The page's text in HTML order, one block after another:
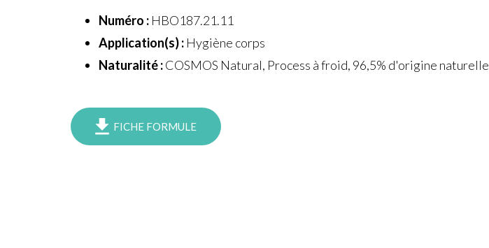
Numéro :HBO187.21.11
Application(s) :Hygiène corps
Naturalité :COSMOS Natural, Process à froid, 96,5% d'origine naturelle
FICHE FORMULE